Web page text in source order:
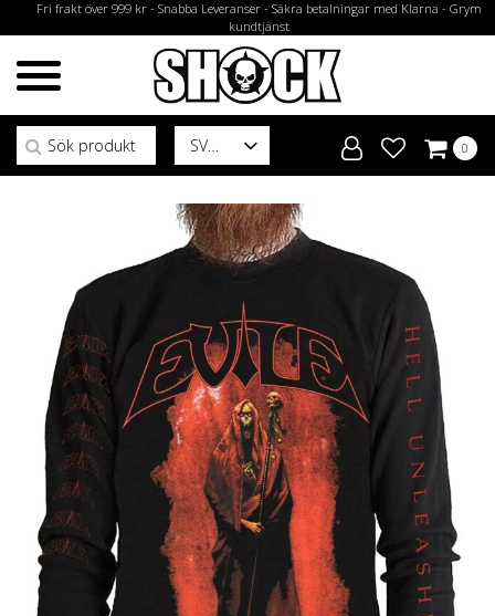
Fri frakt över 999 kr - Snabba Leveranser - Säkra betalningar med Klarna - Grym
kundtjänst
SV
Sök efter:
0